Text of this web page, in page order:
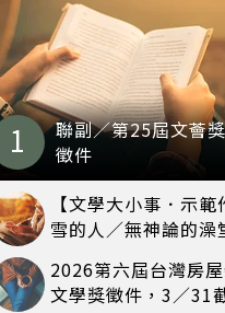
聯副／第25屆文薈
徵件
【文學大小事．示範
雪的人／無神論的澡
2026第六屆台灣房
文學獎徵件，3／31